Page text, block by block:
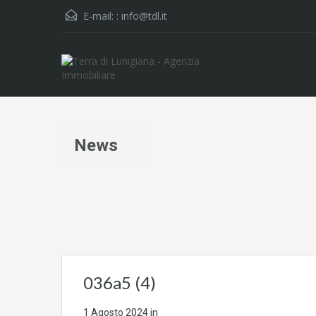
E-mail: : info@tdl.it
News
036a5 (4)
1 Agosto 2024in